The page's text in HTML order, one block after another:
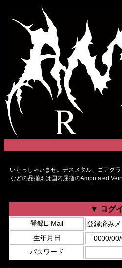
いらっしゃいませ。デスメタル、ゴアグ
などの品揃えは国内屈指のAmputated
▼ ログ
登録E-Mail
生年月日
パスワード